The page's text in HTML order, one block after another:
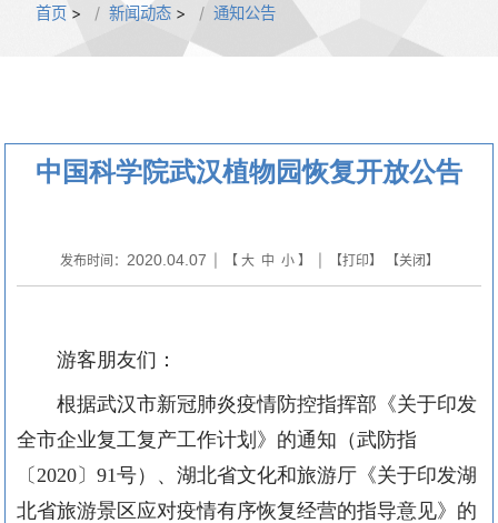
首页 > 新闻动态 > 通知公告
中国科学院武汉植物园恢复开放公告
发布时间： 2020.04.07 | 【 大 中 小】 | 【打印】 【关闭】
游客朋友们：
根据武汉市新冠肺炎疫情防控指挥部《关于印发
全市企业复工复产工作计划》的通知（武防指
〔2020〕 91号）、湖北省文化和旅游厅《关于印发湖
北省旅游景区应对疫情有序恢复经营的指导意见》的